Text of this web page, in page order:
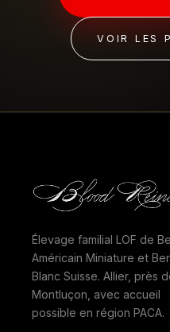
VOIR LES
Élevage familial LOF de
Américain Miniature et
Blanc Suisse. Allier, près
Montluçon, avec accueil
possible en région PACA.